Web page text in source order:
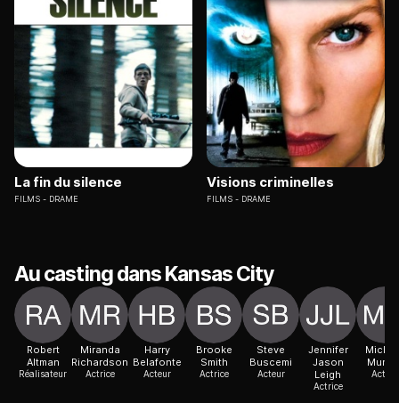
La fin du silence
FILMS DRAME
Visions criminelles
FILMS DRAME
Au casting dans Kansas City
Robert
Altman
Réalisateur
Miranda
Richardson
Actrice
Harry
Belafonte
Acteur
Brooke
Smith
Actrice
Steve
Buscemi
Acteur
Jennifer
Jason
Leigh
Actrice
Acteur